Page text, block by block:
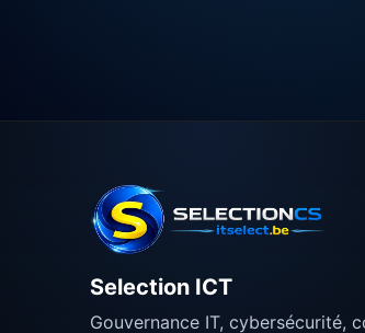
Selection ICT
Gouvernance IT, cybersécurité,